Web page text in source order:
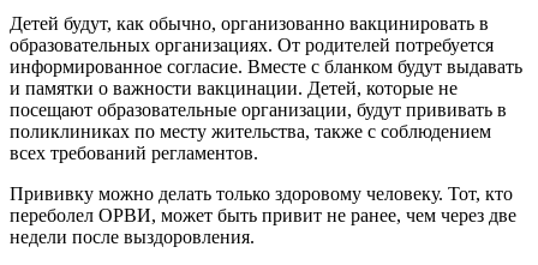
Детей будут, как обычно, организованно вакцинировать в
образовательных организациях. От родителей потребуется
информированное согласие. Вместе с бланком будут выдавать
и памятки о важности вакцинации. Детей, которые не
посещают образовательные организации, будут прививать в
поликлиниках по месту жительства, также с соблюдением
всех требований регламентов.
Прививку можно делать только здоровому человеку. Тот, кто
переболел ОРВИ, может быть привит не ранее, чем через две
недели после выздоровления.